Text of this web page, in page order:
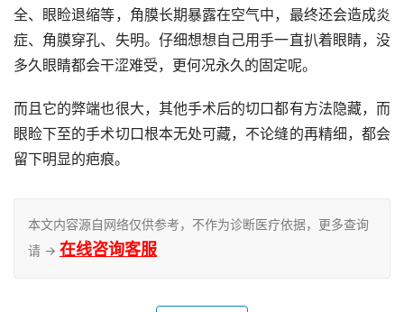
全、眼睑退缩等，角膜长期暴露在空气中，最终还会造成炎
症、角膜穿孔、失明。仔细想想自己用手一直扒着眼睛，没
多久眼睛都会干涩难受，更何况永久的固定呢。
而且它的弊端也很大，其他手术后的切口都有方法隐藏，而
眼睑下至的手术切口根本无处可藏，不论缝的再精细，都会
留下明显的疤痕。
本文内容源自网络仅供参考，不作为诊断医疗依据，更多查询
请 → 在线咨询客服